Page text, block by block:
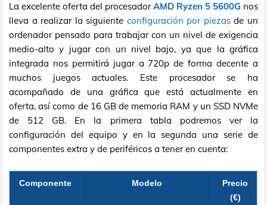
La excelente oferta del procesadorAMD Ryzen 5 5600G nos
lleva a realizar la siguiente configuración por piezasde un
ordenador pensado para trabajar con un nivel de exigencia
medio-alto y jugar con un nivel bajo, ya que la gráfica
integrada nos permitirá jugar a 720p de forma decente a
muchos juegos actuales. Este procesador se ha
acompañado de una gráfica que está actualmente en
oferta, así como de 16 GB de memoria RAM y un SSD NVMe
de 512 GB. En la primera tabla podremos ver la
configuración del equipo y en la segunda una serie de
componentes extra y de periféricos a tener en cuenta:
Componente Modelo
Precio
(€)